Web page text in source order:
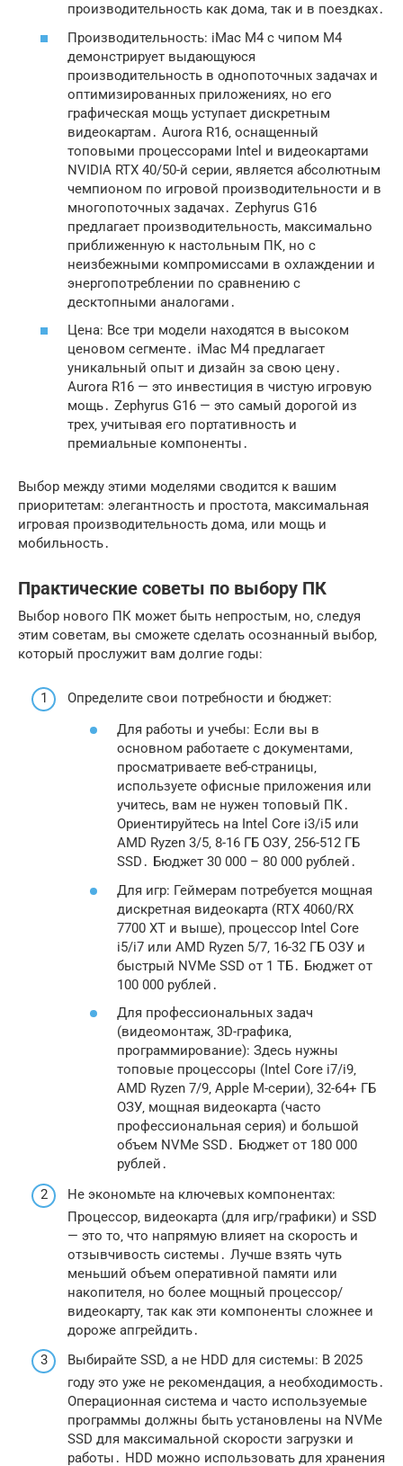
производительность как дома‚ так и в поездках․
Производительность: iMac M4 с чипом M4
демонстрирует выдающуюся
производительность в однопоточных задачах и
оптимизированных приложениях‚ но его
графическая мощь уступает дискретным
видеокартам․ Aurora R16‚ оснащенный
топовыми процессорами Intel и видеокартами
NVIDIA RTX 40/50-й серии‚ является абсолютным
чемпионом по игровой производительности и в
многопоточных задачах․ Zephyrus G16
предлагает производительность‚ максимально
приближенную к настольным ПК‚ но с
неизбежными компромиссами в охлаждении и
энергопотреблении по сравнению с
десктопными аналогами․
Цена: Все три модели находятся в высоком
ценовом сегменте․ iMac M4 предлагает
уникальный опыт и дизайн за свою цену․
Aurora R16 — это инвестиция в чистую игровую
мощь․ Zephyrus G16 — это самый дорогой из
трех‚ учитывая его портативность и
премиальные компоненты․
Выбор между этими моделями сводится к вашим
приоритетам: элегантность и простота‚ максимальная
игровая производительность дома‚ или мощь и
мобильность․
Практические советы по выбору ПК
Выбор нового ПК может быть непростым‚ но‚ следуя
этим советам‚ вы сможете сделать осознанный выбор‚
который прослужит вам долгие годы:
Определите свои потребности и бюджет:
Для работы и учебы: Если вы в
основном работаете с документами‚
просматриваете веб-страницы‚
используете офисные приложения или
учитесь‚ вам не нужен топовый ПК․
Ориентируйтесь на Intel Core i3/i5 или
AMD Ryzen 3/5‚ 8-16 ГБ ОЗУ‚ 256-512 ГБ
SSD․ Бюджет 30 000 – 80 000 рублей․
Для игр: Геймерам потребуется мощная
дискретная видеокарта (RTX 4060/RX
7700 XT и выше)‚ процессор Intel Core
i5/i7 или AMD Ryzen 5/7‚ 16-32 ГБ ОЗУ и
быстрый NVMe SSD от 1 ТБ․ Бюджет от
100 000 рублей․
Для профессиональных задач
(видеомонтаж‚ 3D-графика‚
программирование): Здесь нужны
топовые процессоры (Intel Core i7/i9‚
AMD Ryzen 7/9‚ Apple M-серии)‚ 32-64+ ГБ
ОЗУ‚ мощная видеокарта (часто
профессиональная серия) и большой
объем NVMe SSD․ Бюджет от 180 000
рублей․
Не экономьте на ключевых компонентах:
Процессор‚ видеокарта (для игр/графики) и SSD
— это то‚ что напрямую влияет на скорость и
отзывчивость системы․ Лучше взять чуть
меньший объем оперативной памяти или
накопителя‚ но более мощный процессор/
видеокарту‚ так как эти компоненты сложнее и
дороже апгрейдить․
Выбирайте SSD‚ а не HDD для системы: В 2025
году это уже не рекомендация‚ а необходимость․
Операционная система и часто используемые
программы должны быть установлены на NVMe
SSD для максимальной скорости загрузки и
работы․ HDD можно использовать для хранения